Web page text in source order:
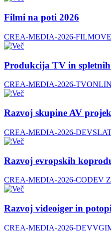
Filmi na poti 2026
CREA-MEDIA-2026-FILMOVE
Produkcija TV in spletnih
CREA-MEDIA-2026-
Razvoj skupine AV
CREA-MEDIA-2026-
Razvoj evropskih
CREA-MEDIA-2026-CODEV
Razvoj videoiger in
CREA-MEDIA-2026-